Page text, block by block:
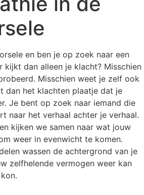
en ben je op zoek naar een
kijkt dan alleen je klacht? Misschien
Misschien weet je zelf ook
dan het klachten plaatje dat je
Je bent op zoek naar iemand die
naar het verhaal achter je verhaal.
kijken we samen naar wat jouw
weer in evenwicht te komen.
wassen de achtergrond van je
zelfhelende vermogen weer kan